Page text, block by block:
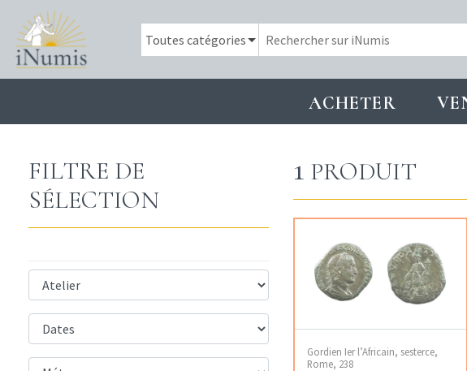
ACHETER
FILTRE DE
SÉLECTION
1 PRODUIT
Gordien Ier l’Africain, sesterce,
Rome, 238